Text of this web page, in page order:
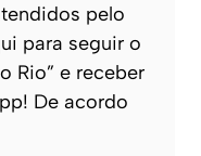
pelo
para seguir o
Rio” e receber
De acordo